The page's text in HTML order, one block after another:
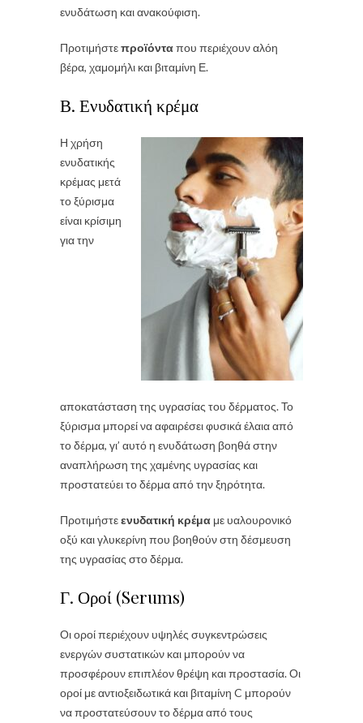
ενυδάτωση και ανακούφιση.
Προτιμήστεπροϊόνταπου περιέχουν αλόη
βέρα, χαμομήλι και βιταμίνη Ε.
Β. Ενυδατική κρέμα
Η χρήση
ενυδατικής
κρέμας μετά
το ξύρισμα
είναι κρίσιμη
για την
αποκατάσταση της υγρασίας του δέρματος. Το
ξύρισμα μπορεί να αφαιρέσει φυσικά έλαια από
το δέρμα, γι’ αυτό η ενυδάτωση βοηθά στην
αναπλήρωση της χαμένης υγρασίας και
προστατεύει το δέρμα από την ξηρότητα.
Προτιμήστεενυδατική κρέμα με υαλουρονικό
οξύ και γλυκερίνη που βοηθούν στη δέσμευση
της υγρασίας στο δέρμα.
Γ. Οροί (Serums)
Οι οροί περιέχουν υψηλές συγκεντρώσεις
ενεργών συστατικών και μπορούν να
προσφέρουν επιπλέον θρέψη και προστασία. Οι
οροί με αντιοξειδωτικά και βιταμίνη C μπορούν
να προστατεύσουν το δέρμα από τους